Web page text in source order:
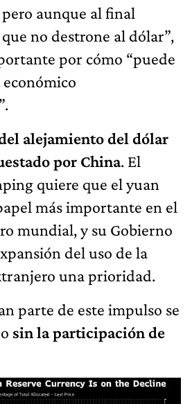
aunque al final
no destrone al dólar”,
por cómo “puede
alejamiento del dólar
por China. El
quiere que el yuan
más importante en el
mundial, y su Gobierno
del uso de la
una prioridad.
parte de este impulso se
sin la participación de